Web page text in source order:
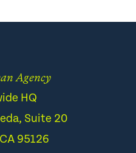
Agency
HQ
Suite 20
95126